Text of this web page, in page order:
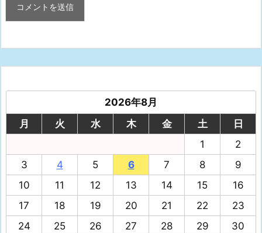
2026年8月
月
火 水 木 金 土
日
1
2
3
4 5 6 7 8
9
10
11 12 13 14 15
16
17
18 19 20 21 22
23
24
25 26 27 28 29
30